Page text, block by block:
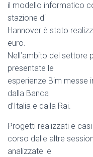
il modello informatico
stazione di
Hannover è stato
euro.
Nell’ambito del settore
presentate le
esperienze Bim messe
dalla Banca
d’Italia e dalla Rai.
Progetti realizzati e
corso delle altre
analizzate le